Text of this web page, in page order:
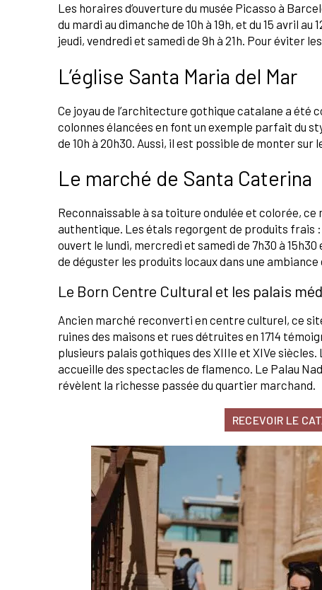
Les horaires d’ouverture du musée Picasso à
du mardi au dimanche de 10h à 19h, et du 15 avril
jeudi, vendredi et samedi de 9h à 21h. Pour éviter
L’église Santa Maria del Mar
Ce joyau de l’architecture gothique catalane a été
colonnes élancées en font un exemple parfait du
de 10h à 20h30. Aussi, il est possible de monter
Le marché de Santa Caterina
Reconnaissable à sa toiture ondulée et colorée,
authentique. Les étals regorgent de produits frais
ouvert le lundi, mercredi et samedi de 7h30 à
de déguster les produits locaux dans une ambiance
Le Born Centre Cultural et les palais
Ancien marché reconverti en centre culturel, ce
ruines des maisons et rues détruites en 1714
plusieurs palais gothiques des XIIIe et XIVe
accueille des spectacles de flamenco. Le Palau
révèlent la richesse passée du quartier marchand.
RECEVOIR LE